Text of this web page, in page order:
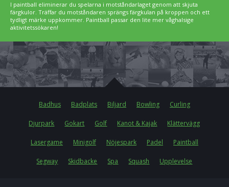
I paintball eliminerar du spelarna i motståndarlaget genom att skjuta
färgkulor. Träffar du motståndaren sprängs färgkulan på kroppen och ett
tydligt märke uppkommer. Paintball passar den lite mer våghalsige
aktivitetssökaren!
Badhus Badplats Biljard Bowling Curling
Djurpark Gokart Golf Kanot & Kajak Klättervägg
Lasergame Minigolf Nöjespark Padel Paintball
Segway Skidbacke Spa Squash Upplevelse